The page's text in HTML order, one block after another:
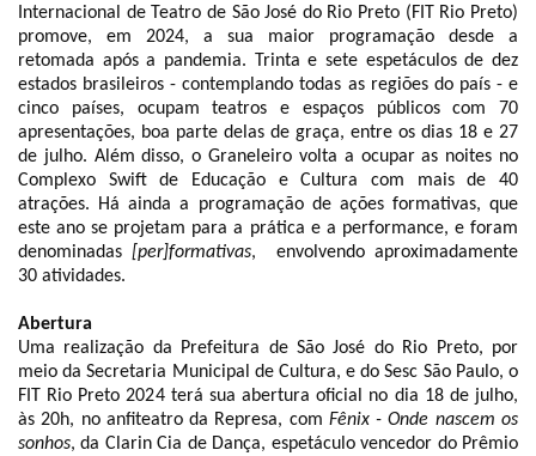
Internacional de Teatro de São José do Rio Preto (FIT Rio Preto)
promove, em 2024, a sua maior programação desde a
retomada após a pandemia. Trinta e sete espetáculos de dez
estados brasileiros - contemplando todas as regiões do país - e
cinco países, ocupam teatros e espaços públicos com 70
apresentações, boa parte delas de graça, entre os dias 18 e 27
de julho. Além disso, o Graneleiro volta a ocupar as noites no
Complexo Swift de Educação e Cultura com mais de 40
atrações. Há ainda a programação de ações formativas, que
este ano se projetam para a prática e a performance, e foram
denominadas [per]formativas, envolvendo aproximadamente
30 atividades.
Abertura
Uma realização da Prefeitura de São José do Rio Preto, por
meio da Secretaria Municipal de Cultura, e do Sesc São Paulo, o
FIT Rio Preto 2024 terá sua abertura oficial no dia 18 de julho,
às 20h, no anfiteatro da Represa, com Fênix - Onde nascem os
sonhos, da Clarin Cia de Dança, espetáculo vencedor do Prêmio